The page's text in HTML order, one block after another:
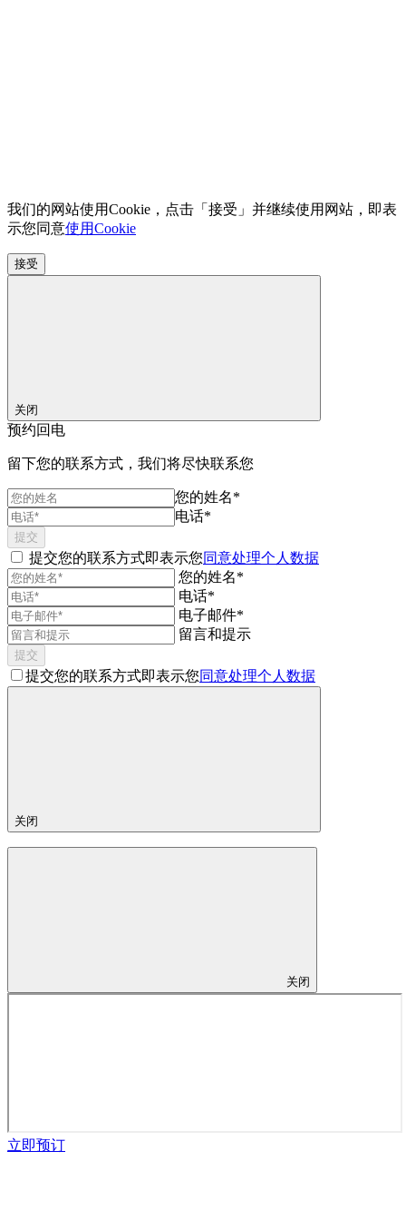
我们的网站使用Cookie，点击「接受」并继续使用网站，即表
示您同意使用Cookie
接受
关闭
预约回电
留下您的联系方式，我们将尽快联系您
您的姓名*
电话*
提交
提交您的联系方式即表示您同意处理个人数据
您的姓名*
电话*
电子邮件*
留言和提示
提交
提交您的联系方式即表示您同意处理个人数据
关闭
关闭
立即预订